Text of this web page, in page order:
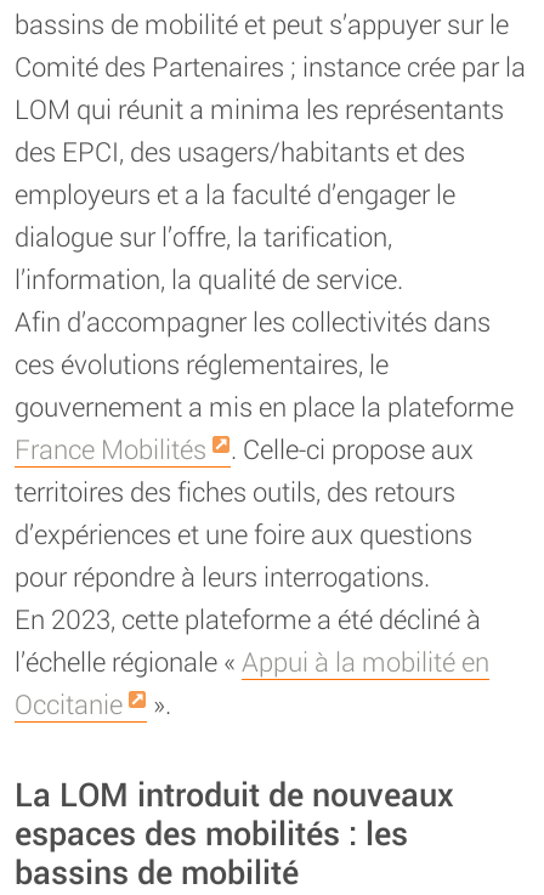
bassins de mobilité et peut s’appuyer sur le
Comité des Partenaires ; instance crée par la
LOM qui réunit a minima les représentants
des EPCI, des usagers/habitants et des
employeurs et a la faculté d’engager le
dialogue sur l’offre, la tarification,
l’information, la qualité de service.
Afin d’accompagner les collectivités dans
ces évolutions réglementaires, le
gouvernement a mis en place la plateforme
France Mobilités
. Celle-ci propose aux
territoires des fiches outils, des retours
d’expériences et une foire aux questions
pour répondre à leurs interrogations.
En 2023, cette plateforme a été décliné à
l’échelle régionale « Appui à la mobilité en
Occitanie
».
La LOM introduit de nouveaux
espaces des mobilités : les
bassins de mobilité